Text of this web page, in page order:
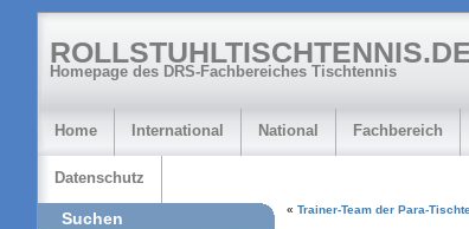
Homepage des DRS-Fachbereiches Tischtennis
Home International National Fachbereich
Datenschutz
« Trainer-Team der Para-
Suchen